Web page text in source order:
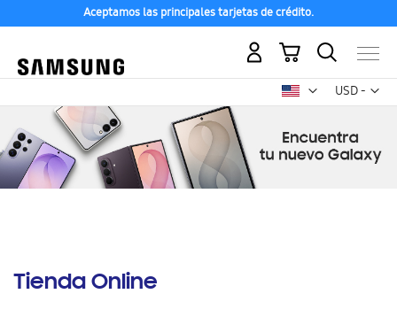
Aceptamos las principales tarjetas de crédito.
USD -
dólar
Mi carrito
Tienda Online